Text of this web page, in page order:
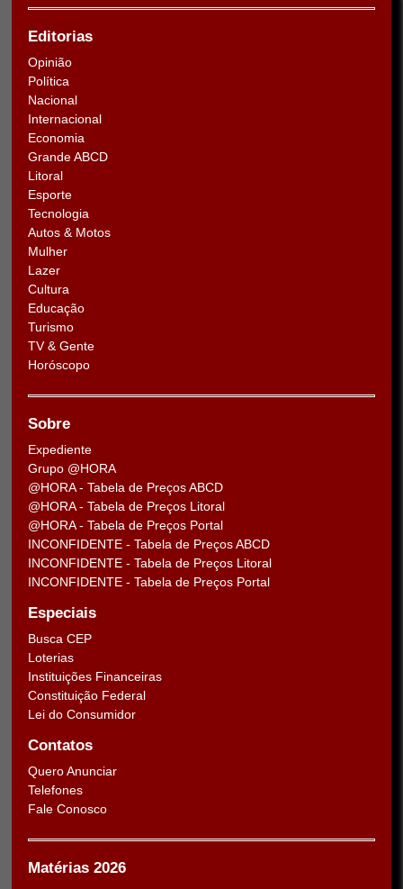
Editorias
Opinião
Política
Nacional
Internacional
Economia
Grande ABCD
Litoral
Esporte
Tecnologia
Autos & Motos
Mulher
Lazer
Cultura
Educação
Turismo
TV & Gente
Horóscopo
Sobre
Expediente
Grupo @HORA
@HORA - Tabela de Preços ABCD
@HORA - Tabela de Preços Litoral
@HORA - Tabela de Preços Portal
INCONFIDENTE - Tabela de Preços ABCD
INCONFIDENTE - Tabela de Preços Litoral
INCONFIDENTE - Tabela de Preços Portal
Especiais
Busca CEP
Loterias
Instituições Financeiras
Constituição Federal
Lei do Consumidor
Contatos
Quero Anunciar
Telefones
Fale Conosco
Matérias 2026